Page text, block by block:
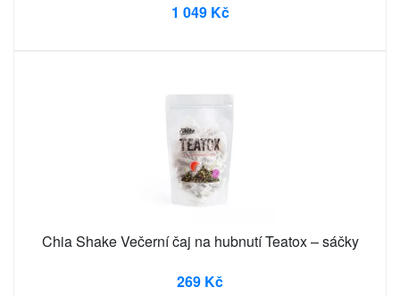
1 049 Kč
Chia Shake Večerní čaj na hubnutí Teatox – sáčky
269 Kč